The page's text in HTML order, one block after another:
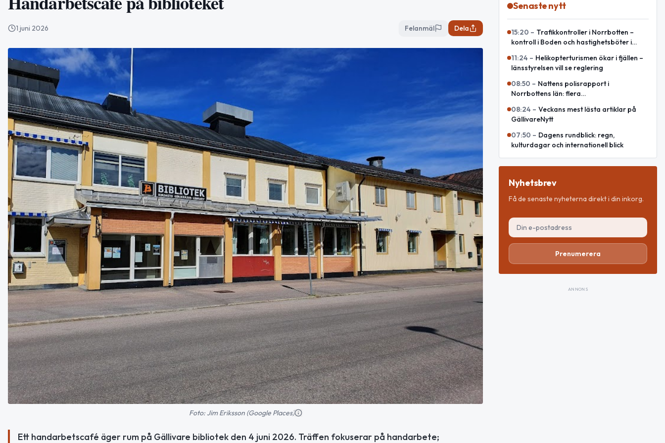
1 juni 2026 Felanmäl Dela
Foto: Jim Eriksson (Google Places)
Ett handarbetscafé äger rum på Gällivare bibliotek den 4 juni 2026. Träffen fokuserar på handarbete;
Senaste nytt
15:20 – Trafikkontroller i Norrbotten –
kontroll i Boden och hastighetsböter i
11:24 – Helikopterturismen ökar i fjällen –
länsstyrelsen vill se reglering
08:50 – Nattens polisrapport i
Norrbottens län: flera
08:24 – Veckans mest lästa artiklar på
GällivareNytt
07:50 – Dagens rundblick: regn,
kulturdagar och internationell blick
Nyhetsbrev
Få de senaste nyheterna direkt i din inkorg.
Prenumerera
ANNONS